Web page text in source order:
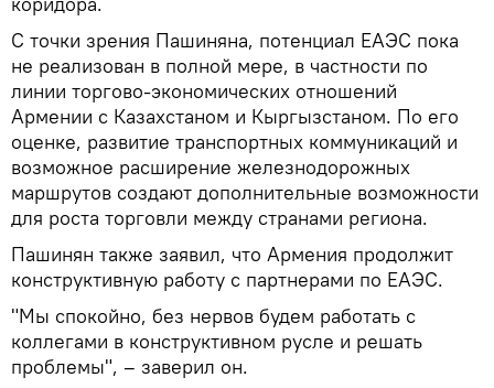
С точки зрения Пашиняна, потенциал ЕАЭС пока
не реализован в полной мере, в частности по
линии торгово-экономических отношений
Армении с Казахстаном и Кыргызстаном. По его
оценке, развитие транспортных коммуникаций и
возможное расширение железнодорожных
маршрутов создают дополнительные возможности
для роста торговли между странами региона.
Пашинян также заявил, что Армения продолжит
конструктивную работу с партнерами по ЕАЭС.
"Мы спокойно, без нервов будем работать с
коллегами в конструктивном русле и решать
проблемы", – заверил он.